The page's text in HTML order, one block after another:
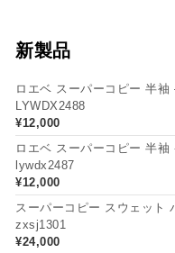
新製品
ロエベ スーパーコピー 半
LYWDX2488
¥12,000
ロエベ スーパーコピー 半
lywdx2487
¥12,000
スーパーコピー スウェット
zxsj1301
¥24,000